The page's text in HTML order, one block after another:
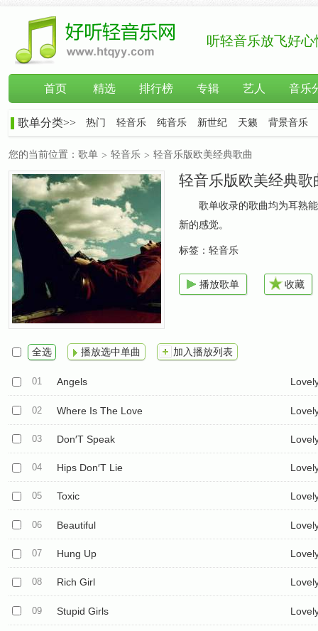
听轻音乐放飞好心
首页 精选 排行榜 专辑 艺人 音乐
歌单分类>> 热门 轻音乐 纯音乐 新世纪 天籁 背景音乐
您的当前位置： 歌单 > 轻音乐 > 轻音乐版欧美经典歌曲
轻音乐版欧美经典歌
歌单收录的歌曲均为耳熟
新的感觉。
标签： 轻音乐
播放歌单 收藏
全选 播放选中单曲 加入播放列表
01 Angels
02 Where Is The Love
03 Don′T Speak
04 Hips Don′T Lie
05 Toxic
06 Beautiful
07 Hung Up
08 Rich Girl
09 Stupid Girls